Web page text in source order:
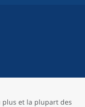
plus et la plupart des